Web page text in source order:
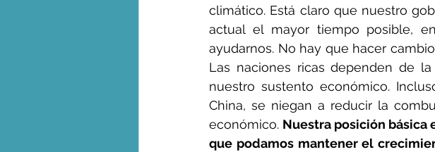
climático. Está claro que nuestro
actual el mayor tiempo posible,
ayudarnos. No hay que hacer
Las naciones ricas dependen de
nuestro sustento económico.
China, se niegan a reducir la
económico. Nuestra posición básica
que podamos mantener el